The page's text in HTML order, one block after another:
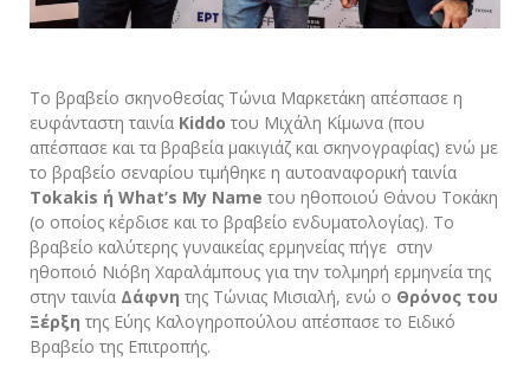
Το βραβείο σκηνοθεσίας Τώνια Μαρκετάκη απέσπασε η
ευφάνταστη ταινία Kiddo του Μιχάλη Κίμωνα (που
απέσπασε και τα βραβεία μακιγιάζ και σκηνογραφίας) ενώ με
το βραβείο σεναρίου τιμήθηκε η αυτοαναφορική ταινία
Tokakis ή What’s My Name του ηθοποιού Θάνου Τοκάκη
(ο οποίος κέρδισε και το βραβείο ενδυματολογίας). Το
βραβείο καλύτερης γυναικείας ερμηνείας πήγε στην
ηθοποιό Νιόβη Χαραλάμπους για την τολμηρή ερμηνεία της
στην ταινία Δάφνη της Τώνιας Μισιαλή, ενώ ο Θρόνος του
Ξέρξη της Εύης Καλογηροπούλου απέσπασε το Ειδικό
Βραβείο της Επιτροπής.